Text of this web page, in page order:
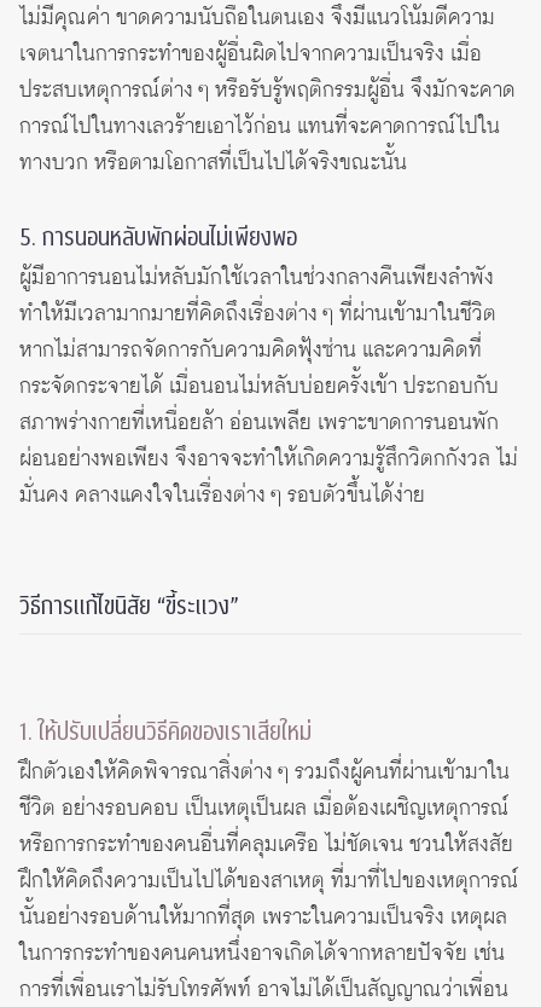
ไม่มีคุณค่า ขาดความนับถือในตนเอง จึงมีแนวโน้มตีความ
เจตนาในการกระทำของผู้อื่นผิดไปจากความเป็นจริง เมื่อ
ประสบเหตุการณ์ต่าง ๆ หรือรับรู้พฤติกรรมผู้อื่น จึงมักจะคาด
การณ์ไปในทางเลวร้ายเอาไว้ก่อน แทนที่จะคาดการณ์ไปใน
ทางบวก หรือตามโอกาสที่เป็นไปได้จริงขณะนั้น
5. การนอนหลับพักผ่อนไม่เพียงพอ
ผู้มีอาการนอนไม่หลับมักใช้เวลาในช่วงกลางคืนเพียงลำพัง
ทำให้มีเวลามากมายที่คิดถึงเรื่องต่าง ๆ ที่ผ่านเข้ามาในชีวิต
หากไม่สามารถจัดการกับความคิดฟุ้งซ่าน และความคิดที่
กระจัดกระจายได้ เมื่อนอนไม่หลับบ่อยครั้งเข้า ประกอบกับ
สภาพร่างกายที่เหนื่อยล้า อ่อนเพลีย เพราะขาดการนอนพัก
ผ่อนอย่างพอเพียง จึงอาจจะทำให้เกิดความรู้สึกวิตกกังวล ไม่
มั่นคง คลางแคงใจในเรื่องต่าง ๆ รอบตัวขึ้นได้ง่าย
วิธีการแก้ไขนิสัย “ขี้ระแวง”
1. ให้ปรับเปลี่ยนวิธีคิดของเราเสียใหม่
ฝึกตัวเองให้คิดพิจารณาสิ่งต่าง ๆ รวมถึงผู้คนที่ผ่านเข้ามาใน
ชีวิต อย่างรอบคอบ เป็นเหตุเป็นผล เมื่อต้องเผชิญเหตุการณ์
หรือการกระทำของคนอื่นที่คลุมเครือ ไม่ชัดเจน ชวนให้สงสัย
ฝึกให้คิดถึงความเป็นไปได้ของสาเหตุ ที่มาที่ไปของเหตุการณ์
นั้นอย่างรอบด้านให้มากที่สุด เพราะในความเป็นจริง เหตุผล
ในการกระทำของคนคนหนึ่งอาจเกิดได้จากหลายปัจจัย เช่น
การที่เพื่อนเราไม่รับโทรศัพท์ อาจไม่ได้เป็นสัญญาณว่าเพื่อน